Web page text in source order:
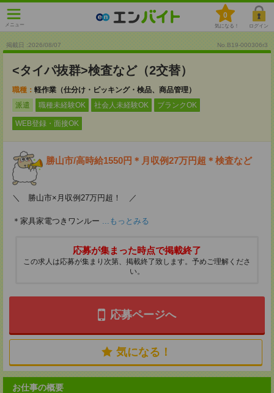
メニュー
0
気になる！ ログイン
掲載日 :2026/08/07 No.B19-000306r3
<タイパ抜群>検査など（2交替）
職種： 軽作業（仕分け・ピッキング・検品、商品管理）
派遣
職種未経験OK 社会人未経験OK ブランクOK
WEB登録・面接OK
勝山市/高時給1550円＊月収例27万円超＊検査など
＼ 勝山市×月収例27万円超！ ／
＊家具家電つきワンルー ...もっとみる
応募が集まった時点で掲載終了
この求人は応募が集まり次第、掲載終了致します。予めご理解くださ
い。
応募ページへ
気になる！
お仕事の概要